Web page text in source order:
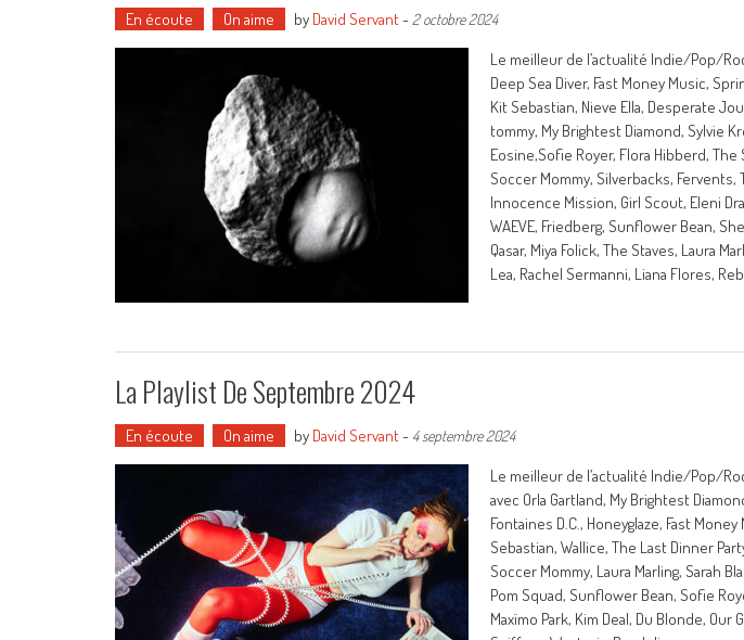
En écoute On aime by David Servant- 2 octobre 2024
Le meilleur de l’actualité Indie/Pop/
Deep Sea Diver, Fast Money Music,
Kit Sebastian, Nieve Ella, Desperate
tommy, My Brightest Diamond, Sylvie
Eosine,Sofie Royer, Flora Hibberd, The
Soccer Mommy, Silverbacks, Fervents,
Innocence Mission, Girl Scout, Eleni
WAEVE, Friedberg, Sunflower Bean,
Qasar, Miya Folick, The Staves, Laura
Lea, Rachel Sermanni, Liana Flores,
La Playlist De Septembre 2024
En écoute On aime by David Servant- 4 septembre 2024
Le meilleur de l’actualité Indie/Pop/
avec Orla Gartland, My Brightest
Fontaines D.C., Honeyglaze, Fast
Sebastian, Wallice, The Last Dinner
Soccer Mommy, Laura Marling, Sarah
Pom Squad, Sunflower Bean, Sofie
Maxïmo Park, Kim Deal, Du Blonde, Our